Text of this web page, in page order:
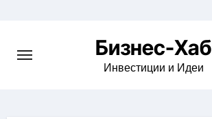
content
Бизнес-Хаб
Инвестиции и Идеи